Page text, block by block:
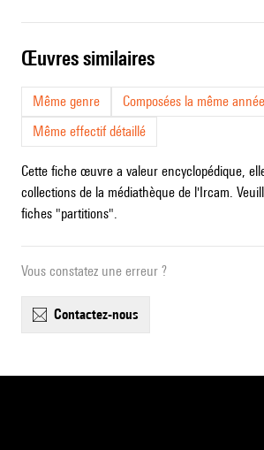
œuvres similaires
Même genre
Composées la même année
Même effectif détaillé
Cette fiche œuvre a valeur encyclopédique,
collections de la médiathèque de l'Ircam.
fiches "partitions".
Vous constatez une erreur ?
contactez-nous